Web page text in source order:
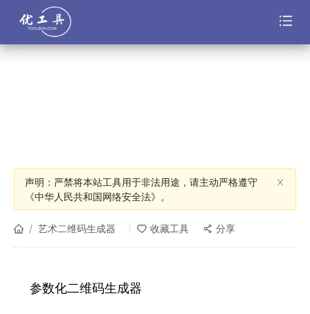
声明：严禁将本站工具用于非法用途，请主动严格遵守
《中华人民共和国网络安全法》。
/ 艺术二维码生成器 收藏工具 分享